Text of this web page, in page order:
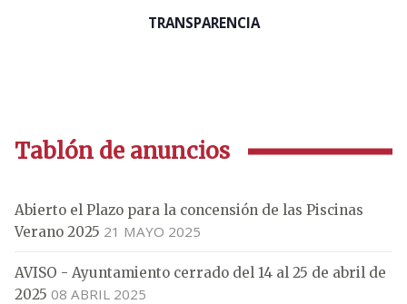
TRANSPARENCIA
Tablón de anuncios
Abierto el Plazo para la concensión de las Piscinas
Verano 2025 21 MAYO 2025
AVISO - Ayuntamiento cerrado del 14 al 25 de abril de
2025 08 ABRIL 2025